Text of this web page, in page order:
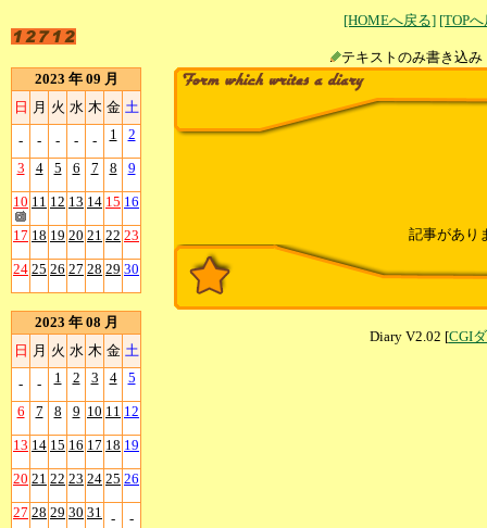
[HOMEへ戻る] [TOP
テキストのみ書
2023 年 09 月
日 月 火 水 木 金 土
- - - - - 1 2
3 4 5 6 7 8 9
10 11 12 13 14 15 16
17 18 19 20 21 22 23
24 25 26 27 28 29 30
2023 年 08 月
日 月 火 水 木 金 土
- - 1 2 3 4 5
6 7 8 9 10 11 12
13 14 15 16 17 18 19
20 21 22 23 24 25 26
27 28 29 30 31 - -
記事があり
Diary V2.02 [CGI